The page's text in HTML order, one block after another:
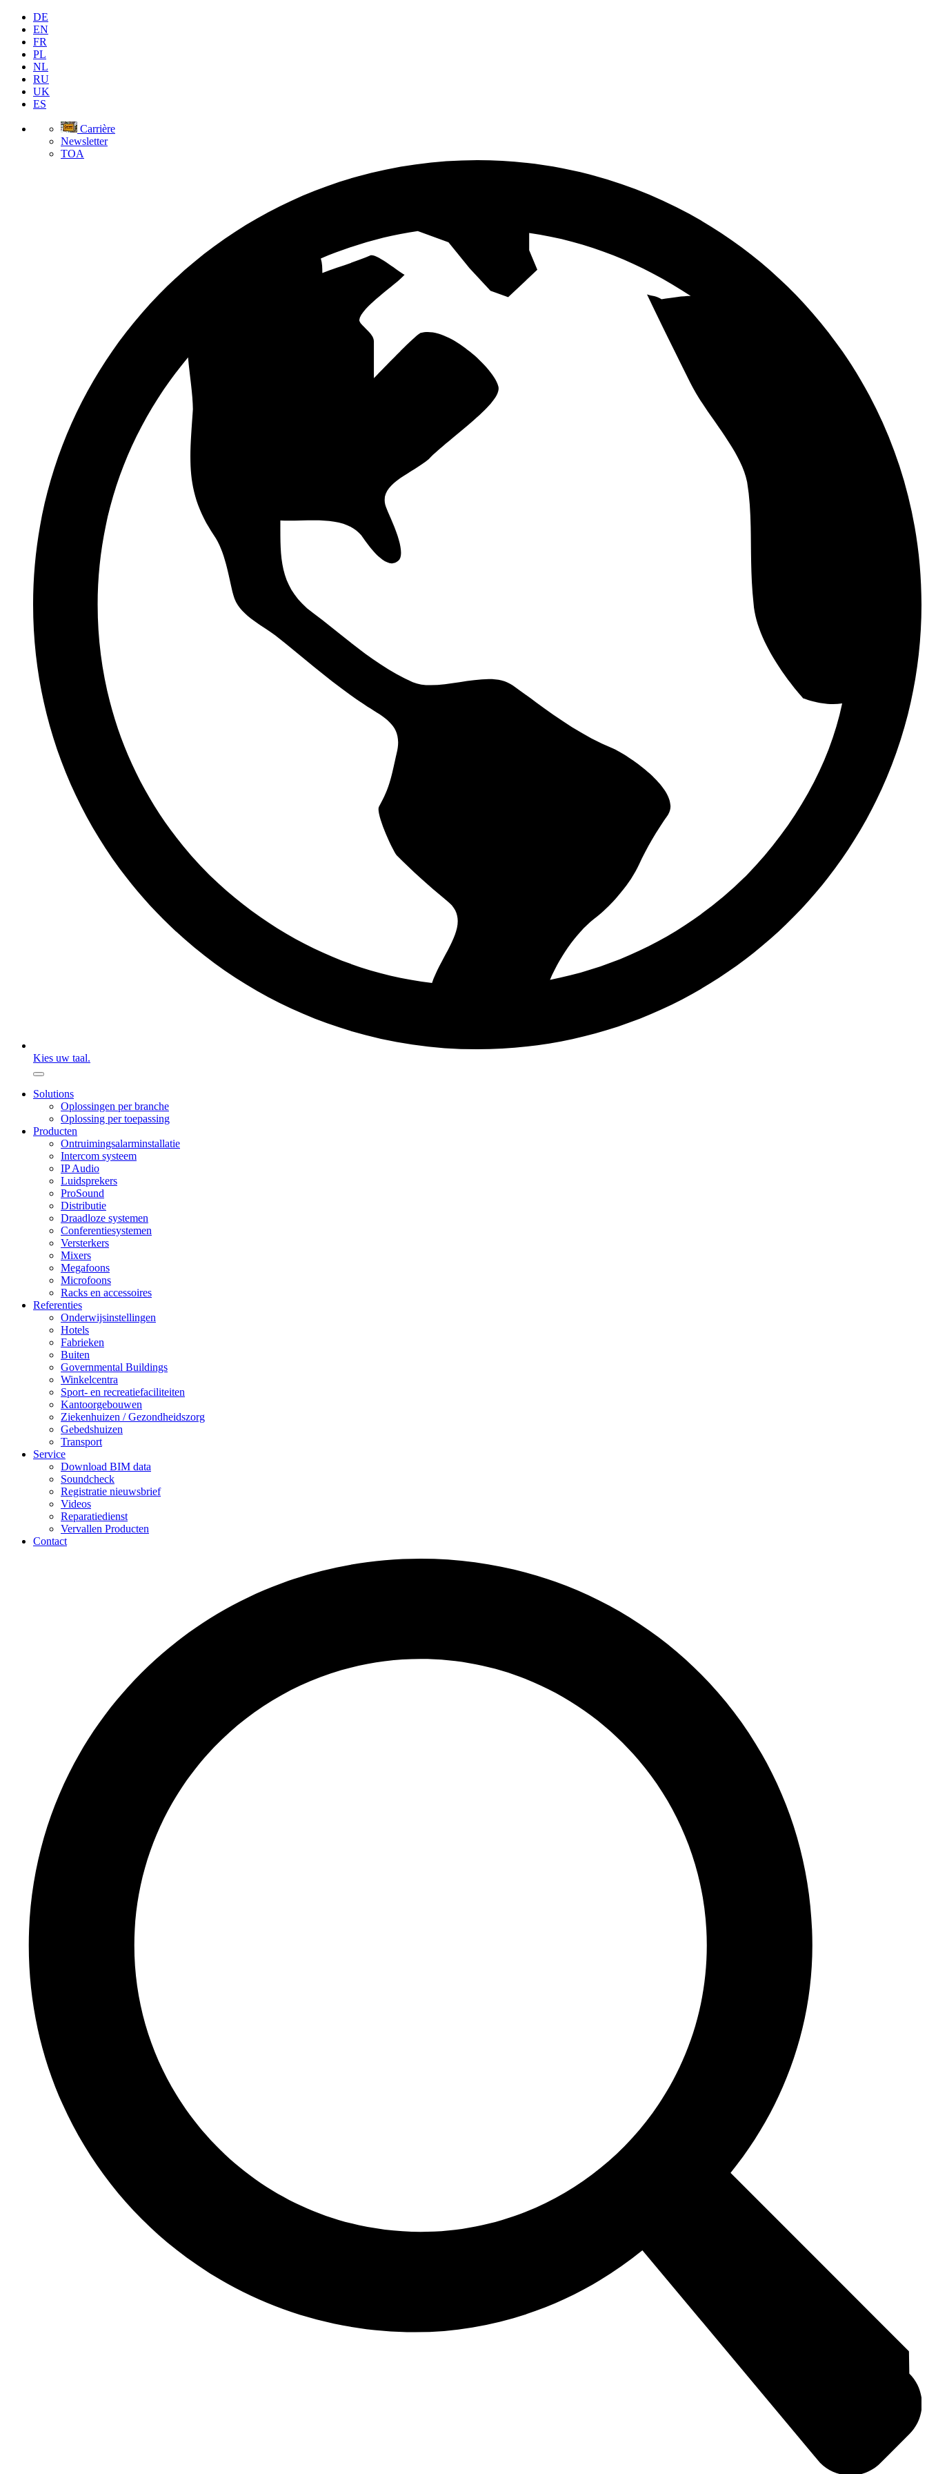
DE
EN
FR
PL
NL
RU
UK
ES
Carrière
Newsletter
TOA
Kies uw taal.
Solutions
Oplossingen per branche
Oplossing per toepassing
Producten
Ontruimingsalarminstallatie
Intercom systeem
IP Audio
Luidsprekers
ProSound
Distributie
Draadloze systemen
Conferentiesystemen
Versterkers
Mixers
Megafoons
Microfoons
Racks en accessoires
Referenties
Onderwijsinstellingen
Hotels
Fabrieken
Buiten
Governmental Buildings
Winkelcentra
Sport- en recreatiefaciliteiten
Kantoorgebouwen
Ziekenhuizen / Gezondheidszorg
Gebedshuizen
Transport
Service
Download BIM data
Soundcheck
Registratie nieuwsbrief
Videos
Reparatiedienst
Vervallen Producten
Contact